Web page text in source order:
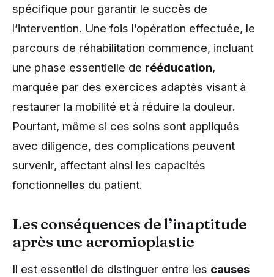
spécifique pour garantir le succès de
l’intervention. Une fois l’opération effectuée, le
parcours de réhabilitation commence, incluant
une phase essentielle de rééducation,
marquée par des exercices adaptés visant à
restaurer la mobilité et à réduire la douleur.
Pourtant, même si ces soins sont appliqués
avec diligence, des complications peuvent
survenir, affectant ainsi les capacités
fonctionnelles du patient.
Les conséquences de l’inaptitude
après une acromioplastie
Il est essentiel de distinguer entre les causes